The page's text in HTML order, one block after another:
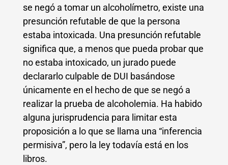
se negó a tomar un alcoholímetro, existe una
presunción refutable de que la persona
estaba intoxicada. Una presunción refutable
significa que, a menos que pueda probar que
no estaba intoxicado, un jurado puede
declararlo culpable de DUI basándose
únicamente en el hecho de que se negó a
realizar la prueba de alcoholemia. Ha habido
alguna jurisprudencia para limitar esta
proposición a lo que se llama una “inferencia
permisiva”, pero la ley todavía está en los
libros.